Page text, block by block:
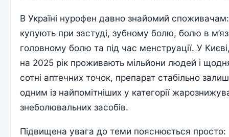
В Україні нурофен давно знайомий
купують при застуді, зубному болю, болю в
головному болю та під час менструації. У
на 2025 рік проживають мільйони людей і
сотні аптечних точок, препарат стабільно
одним із найпомітніших у категорії
знеболювальних засобів.
Підвищена увага до теми пояснюється просто: